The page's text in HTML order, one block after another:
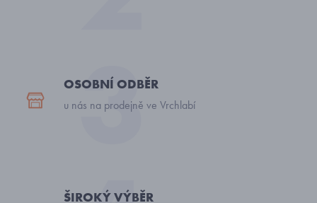
OSOBNÍ ODBĚR
u nás na prodejně ve Vrchlabí
ŠIROKÝ VÝBĚR